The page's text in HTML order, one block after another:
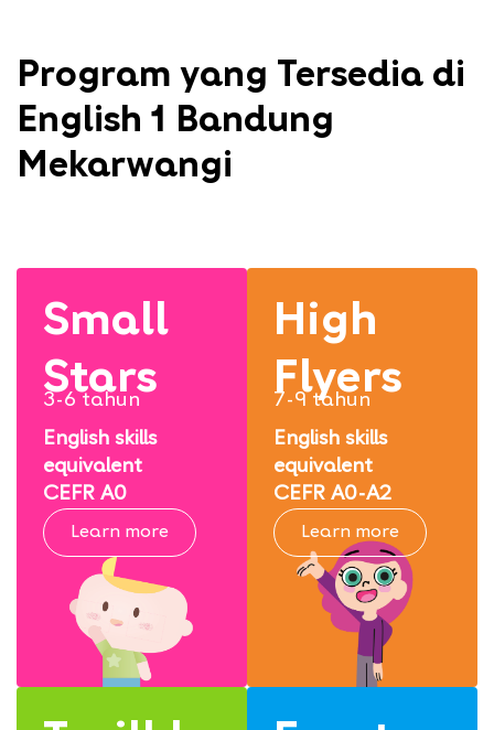
Program yang Tersedia di
English 1 Bandung
Mekarwangi
Small
Stars
3-6 tahun
English skills
equivalent
CEFR A0
Learn more
High
Flyers
7-9 tahun
English skills
equivalent
CEFR A0-A2
Learn more